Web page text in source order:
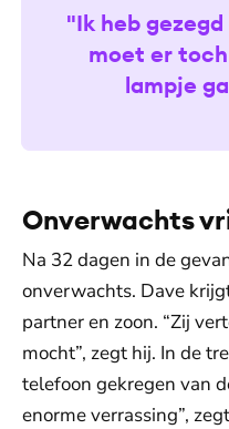
"Ik heb
moet er toch
lampje
Onverwachts
Na 32 dagen in de
onverwachts. Dave
partner en zoon. “Zij
mocht”, zegt hij. In de
telefoon gekregen van
enorme verrassing”,